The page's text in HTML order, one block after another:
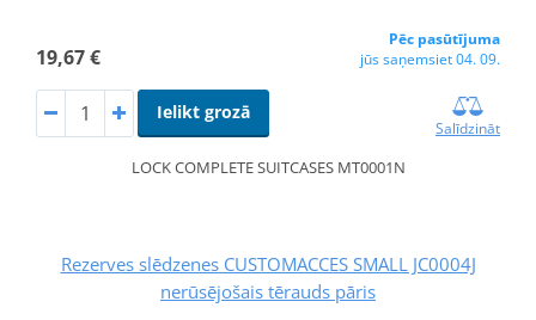
19,67 €
Pēc pasūtījuma
jūs saņemsiet 04. 09.
Ielikt grozā
Salīdzināt
LOCK COMPLETE SUITCASES MT0001N
Rezerves slēdzenes CUSTOMACCES SMALL JC0004J
nerūsējošais tērauds pāris